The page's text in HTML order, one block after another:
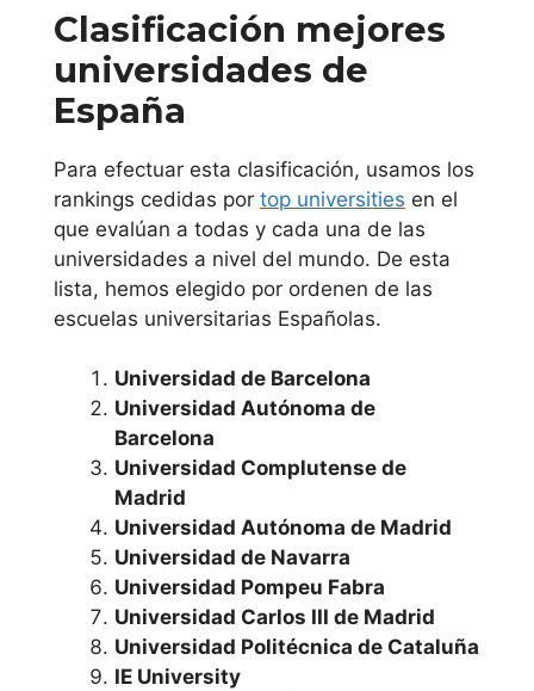
Universidad San
Pablo C.E.U.
Foral de
Navarra
Universidad de
Navarra
Universidad
Pública de
Navarra
Comunidad
Valenciana
Universidad de
Alicante
Clasificación mejores
universidades de
España
Para efectuar esta clasificación, usamos los
rankings cedidas por top universities en el
que evalúan a todas y cada una de las
universidades a nivel del mundo. De esta
lista, hemos elegido por ordenen de las
escuelas universitarias Españolas.
Universidad de Barcelona
Universidad Autónoma de
Barcelona
Universidad Complutense de
Madrid
Universidad Autónoma de Madrid
Universidad de Navarra
Universidad Pompeu Fabra
Universidad Carlos III de Madrid
Universidad Politécnica de Cataluña
IE University